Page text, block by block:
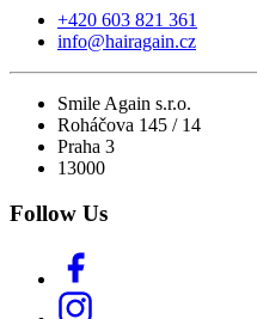
+420 603 821 361
info@hairagain.cz
Smile Again s.r.o.
Roháčova 145 / 14
Praha 3
13000
Follow Us